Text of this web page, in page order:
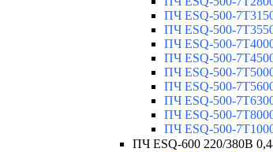
ПЧ ESQ-500-
ПЧ ESQ-500-
ПЧ ESQ-500-
ПЧ ESQ-500-
ПЧ ESQ-500-
ПЧ ESQ-500-
ПЧ ESQ-500-
ПЧ ESQ-500-
ПЧ ESQ-500-
ПЧ ESQ-600 220/380В